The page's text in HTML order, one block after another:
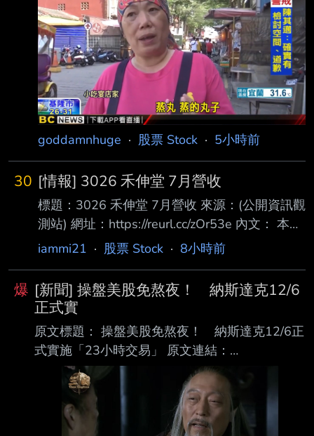
2026-8-7 下午08:18 記者署名： Senad
Karaahmetovic 原文內容： 花旗銀行將美光科技
（Micron Technology）的目標股價從1,400美元
下調至1,150美元， 同時維持「買入」評級，理
由是對明年DRAM及NAND記憶體晶片定價前景
的預
goddamnhuge · 股票 Stock · 5小時前
30 [情報] 3026 禾伸堂 7月營收
標題：3026 禾伸堂 7月營收 來源：(公開資訊觀
測站) 網址：https://reurl.cc/zOr53e 內文： 本資
料由 (上市公司)禾伸堂 公司提供 民國115年
月 1,500,937 去年同期 1,095,188 增減金額
405,749 增減百分比 37.05 本年累計
9,216,573 去年累計 7,769,273 增減金額
1,447,300 增減百分比 18.63 備註 / 營收變化原
因說明 心得：神聖太陽堂，老蘇永遠的心魔，
年增37
iammi21 · 股票 Stock · 8小時前
爆 [新聞] 操盤美股免熬夜！ 納斯達克12/6
正式實
原文標題： 操盤美股免熬夜！ 納斯達克12/6正
式實施「23小時交易」 原文連結：
https://reurl.cc/lnZamY 發布時間：2026.08.06
19:05 臺北時間 記者署名：記者｜鏡新聞 原文內
容： 納斯達克交易所，確定在今年12/6日，將交
易時間，延長為 23 小時，幾乎達到全天交易，